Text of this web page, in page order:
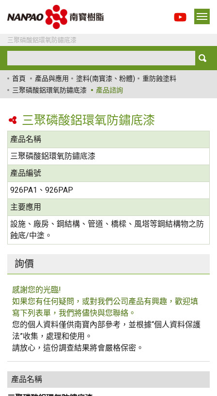
三聚磷酸鋁環氧防鏽底漆
首頁 產品與應用 塗料(南寳漆、粉體)
重防蝕塗料
三聚磷酸鋁環氧防鏽底漆
產品諮詢
三聚磷酸鋁環氧防鏽底漆
產品名稱
三聚磷酸鋁環氧防鏽底漆
產品編號
926PA1、926PAP
主要應用
設施、廠房、鋼結構、管道、橋樑、風塔等鋼結構物之防
蝕底/中塗。
詢價
感謝您的光臨!
如果您有任何疑問，或對我們公司產品有興趣，歡迎填
寫下列表單，我們將儘快與您聯絡。
您的個人資料僅供南寶內部參考，並根據“個人資料保護
法”收集，處理和使用。
請放心，這份調查結果將會嚴格保密。
產品名稱